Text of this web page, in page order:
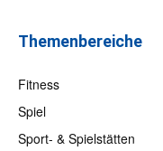
Themenbereiche
Fitness
Spiel
Sport- & Spielstätten